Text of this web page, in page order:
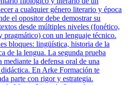
a cualquier género literario y época
el opositor debe demostrar su
desde múltiples niveles (fonético,
pragmático) con un lenguaje técnico.
bloques: lingüística, historia de la
de la lengua. La segunda prueba
la defensa oral de una
En Arke Formación te
parte con rigor y estrategia.